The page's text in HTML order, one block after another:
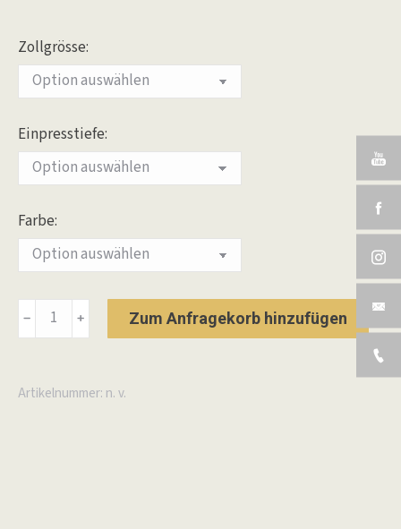
Zollgrösse:
Einpresstiefe:
Farbe:
Alurad
WP
Menge
﹣ ﹢ Zum Anfragekorb hinzufügen
Artikelnummer: n. v.